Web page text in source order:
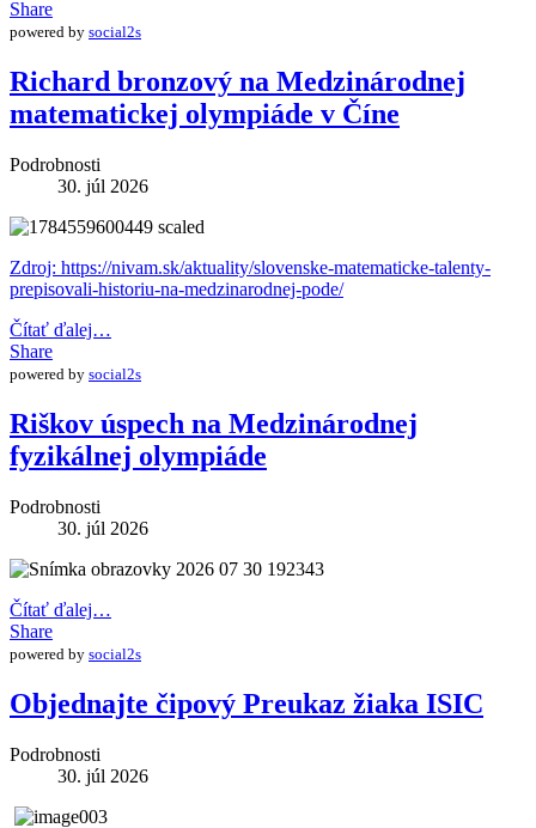
Share
powered by social2s
Richard bronzový na Medzinárodnej
matematickej olympiáde v Číne
Podrobnosti
30. júl 2026
Zdroj: https://nivam.sk/aktuality/slovenske-matematicke-talenty-
prepisovali-historiu-na-medzinarodnej-pode/
Čítať ďalej…
Share
powered by social2s
Riškov úspech na Medzinárodnej
fyzikálnej olympiáde
Podrobnosti
30. júl 2026
Čítať ďalej…
Share
powered by social2s
Objednajte čipový Preukaz žiaka ISIC
Podrobnosti
30. júl 2026